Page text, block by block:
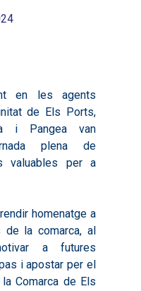
en les agents
de Els Ports,
i Pangea van
plena de
valuables per a
homenatge a
de la comarca, al
a futures
i apostar per el
Comarca de Els